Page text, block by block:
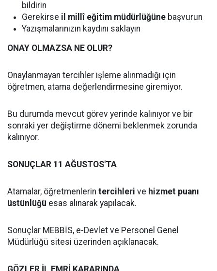
bildirin
Gerekirse il millî eğitim müdürlüğüne başvurun
Yazışmalarınızın kaydını saklayın
ONAY OLMAZSA NE OLUR?
Onaylanmayan tercihler işleme alınmadığı için
öğretmen, atama değerlendirmesine giremiyor.
Bu durumda mevcut görev yerinde kalınıyor ve bir
sonraki yer değiştirme dönemi beklenmek zorunda
kalınıyor.
SONUÇLAR 11 AĞUSTOS'TA
Atamalar, öğretmenlerin tercihleri ve hizmet puanı
üstünlüğü esas alınarak yapılacak.
Sonuçlar MEBBİS, e-Devlet ve Personel Genel
Müdürlüğü sitesi üzerinden açıklanacak.
GÖZLER İL EMRİ KARARINDA